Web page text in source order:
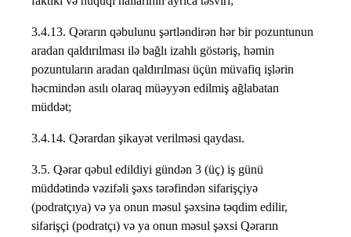
3.4.13. Qərarın qəbulunu şərtləndirən hər bir pozuntunun
aradan qaldırılması ilə bağlı izahlı göstəriş, həmin
pozuntuların aradan qaldırılması üçün müvafiq işlərin
həcmindən asılı olaraq müəyyən edilmiş ağlabatan
müddət;
3.4.14. Qərardan şikayət verilməsi qaydası.
3.5. Qərar qəbul edildiyi gündən 3 (üç) iş günü
müddətində vəzifəli şəxs tərəfindən sifarişçiyə
(podratçıya) və ya onun məsul şəxsinə təqdim edilir,
sifarişçi (podratçı) və ya onun məsul şəxsi Qərarın